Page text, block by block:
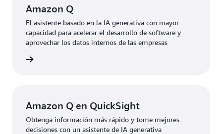
Amazon Q
El asistente basado en la IA generativa con mayor
capacidad para acelerar el desarrollo de software y
aprovechar los datos internos de las empresas
Amazon Q en QuickSight
Obtenga información más rápido y tome mejores
decisiones con un asistente de IA generativa